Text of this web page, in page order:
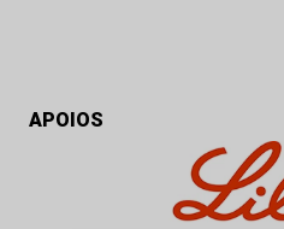
APOIOS